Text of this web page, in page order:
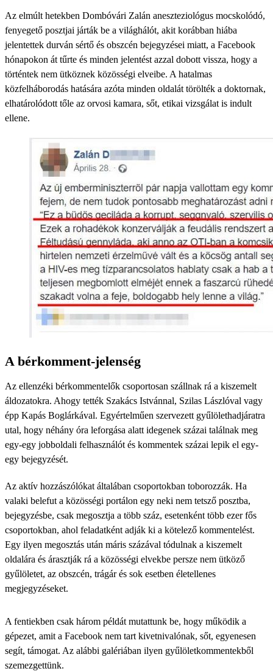
Az elmúlt hetekben Dombóvári Zalán aneszteziológus mocskolódó,
fenyegető posztjai járták be a világhálót, akit korábban hiába
jelentettek durván sértő és obszcén bejegyzései miatt, a Facebook
hónapokon át tűrte és minden jelentést azzal dobott vissza, hogy a
történtek nem ütköznek közösségi elveibe. A hatalmas
közfelháborodás hatására azóta minden oldalát törölték a doktornak,
elhatárolódott tőle az orvosi kamara, sőt, etikai vizsgálat is indult
ellene.
A bérkomment-jelenség
Az ellenzéki bérkommentelők csoportosan szállnak rá a kiszemelt
áldozatokra. Ahogy tették Szakács Istvánnal, Szilas Lászlóval vagy
épp Kapás Boglárkával. Egyértelműen szervezett gyűlölethadjáratra
utal, hogy néhány óra leforgása alatt idegenek százai találnak meg
egy-egy jobboldali felhasználót és kommentek százai lepik el egy-
egy bejegyzését.
Az aktív hozzászólókat általában csoportokban toborozzák. Ha
valaki belefut a közösségi portálon egy neki nem tetsző posztba,
bejegyzésbe, csak megosztja a több száz, esetenként több ezer fős
csoportokban, ahol feladatként adják ki a kötelező kommentelést.
Egy ilyen megosztás után máris százával tódulnak a kiszemelt
oldalára és árasztják rá a közösségi elvekbe persze nem ütköző
gyűlöletet, az obszcén, trágár és sok esetben életellenes
megjegyzéseket.
A fentiekben csak három példát mutattunk be, hogy működik a
gépezet, amit a Facebook nem tart kivetnivalónak, sőt, egyenesen
segít, támogat. Az alábbi galériában ilyen gyűlöletkommentekből
szemezgettünk.